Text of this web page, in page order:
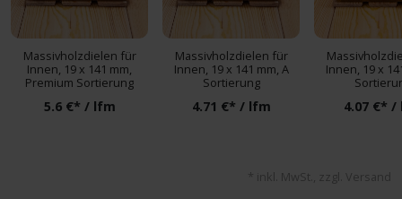
Massivholzdielen für
Innen, 19 x 141 mm,
Premium Sortierung
5.6 €* / lfm
Massivholzdielen für
Innen, 19 x 141 mm, A
Sortierung
4.71 €* / lfm
Innen, 19 x
4.07 €*
* inkl. MwSt., zzgl. Versand